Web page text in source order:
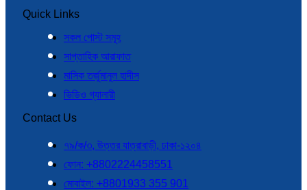
Quick Links
সকল পোস্ট সমূহ
সাপ্তাহিক আরাফাত
মাসিক তর্জুমানুল হাদীস
ভিডিও গ্যালারী
Contact Us
৭৯/ক/৩, উত্তর যাত্রাবাড়ী, ঢাকা-১২০৪
ফোন: +8802224458551
মোবাইল: +8801933 355 901